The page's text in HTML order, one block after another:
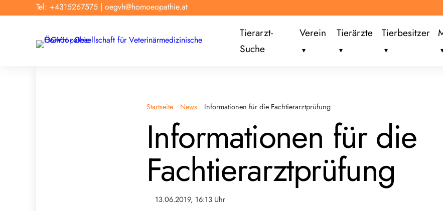
Tel: +4315267575 | oegvh@homoeopathie.at
Tierarzt-
Suche
Verein Tierärzte Tierbesitzer
Startseite News Informationen für die Fachtierarztprüfung
Informationen für die
Fachtierarztprüfung
13.06.2019, 16:13 Uhr